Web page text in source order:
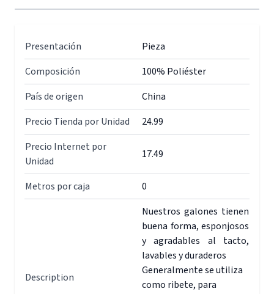
Presentación
Pieza
Composición
100% Poliéster
País de origen
China
Precio Tienda por Unidad
24.99
Precio Internet por
Unidad
17.49
Metros por caja 0
Description
Nuestros galones tienen
buena forma, esponjosos
y agradables al tacto,
lavables y duraderos
Generalmente se utiliza
como ribete, para